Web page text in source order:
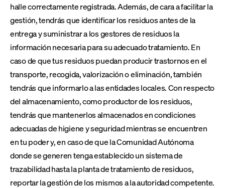
halle correctamente registrada. Además, de cara a facilitar la
gestión, tendrás que identificar los residuos antes de la
entrega y suministrar a los gestores de residuos la
información necesaria para su adecuado tratamiento. En
caso de que tus residuos puedan producir trastornos en el
transporte, recogida, valorización o eliminación, también
tendrás que informarlo a las entidades locales. Con respecto
del almacenamiento, como productor de los residuos,
tendrás que mantenerlos almacenados en condiciones
adecuadas de higiene y seguridad mientras se encuentren
en tu poder y, en caso de que la Comunidad Autónoma
donde se generen tenga establecido un sistema de
trazabilidad hasta la planta de tratamiento de residuos,
reportar la gestión de los mismos a la autoridad competente.